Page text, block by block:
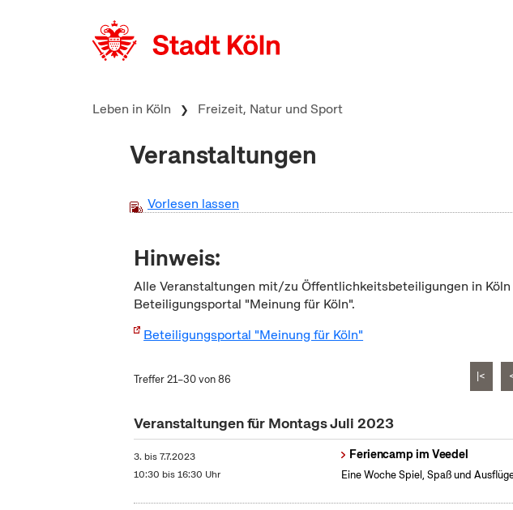
Leben in Köln Freizeit, Natur und Sport
Veranstaltungen
Vorlesen lassen
Hinweis:
Alle Veranstaltungen mit/zu Öffentlichkeitsbeteiligungen in Köln
Beteiligungsportal "Meinung für Köln".
Beteiligungsportal "Meinung für Köln"
Treffer 21–30 von 86 |<
Veranstaltungen für Montags Juli 2023
3. bis7.7.2023
10:30 bis 16:30 Uhr
Feriencamp im Veedel
Eine Woche Spiel, Spaß und